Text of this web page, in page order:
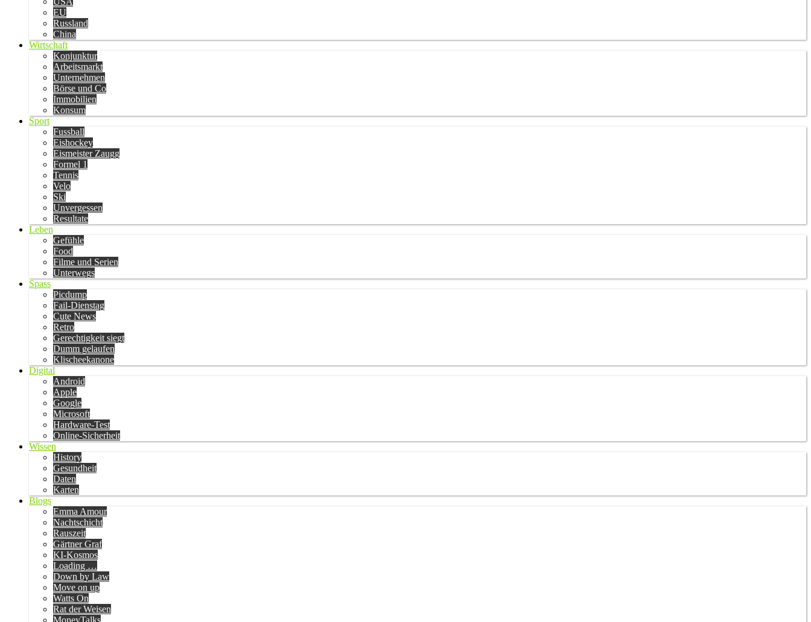
EU
Russland
China
Wirtschaft
Konjunktur
Arbeitsmarkt
Unternehmen
Börse und Co
Immobilien
Konsum
Sport
Fussball
Eishockey
Eismeister Zaugg
Formel 1
Tennis
Velo
Ski
Unvergessen
Resultate
Leben
Gefühle
Food
Filme und Serien
Unterwegs
Spass
Picdump
Fail-Dienstag
Cute News
Retro
Gerechtigkeit siegt
Dumm gelaufen
Klischeekanone
Digital
Android
Apple
Google
Microsoft
Hardware-Test
Online-Sicherheit
Wissen
History
Gesundheit
Daten
Karten
Blogs
Emma Amour
Nachtschicht
Rauszeit
Gärtner Graf
KI-Kosmos
Loading …
Down by Law
Move on up
Watts On
Rat der Weisen
MoneyTalks